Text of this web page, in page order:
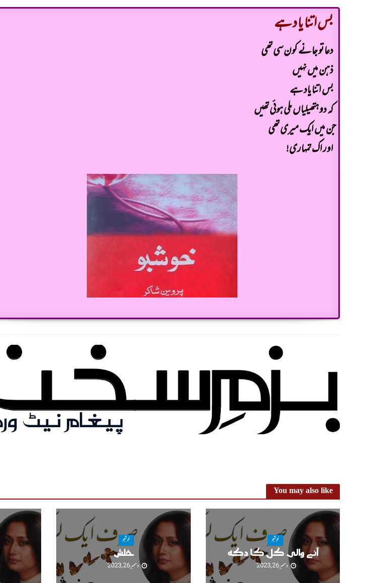
بس اتنا یا د ہے
دعا تو جانے کون سی تھی
ذہن میں نہیں
بس اتنا یاد ہے
کہ دو ہتھیلیاں ملی ہوئی تھیں
جن میں ایک میری تھی
اور اک تمہاری!
You may also like
خوشبو
آنے والی کل کا دکھ
دسمبر 26, 2023
خوشبو
خلش
دسمبر 26, 2023